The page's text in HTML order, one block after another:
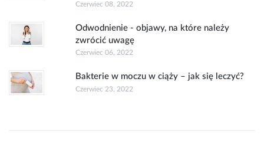
Czerwiec 08, 2022
Odwodnienie - objawy, na które należy
zwrócić uwagę
Czerwiec 06, 2022
Bakterie w moczu w ciąży – jak się leczyć?
Czerwiec 23, 2022